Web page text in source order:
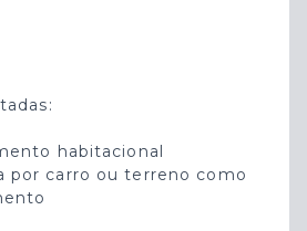
habitacional
por carro ou terreno como